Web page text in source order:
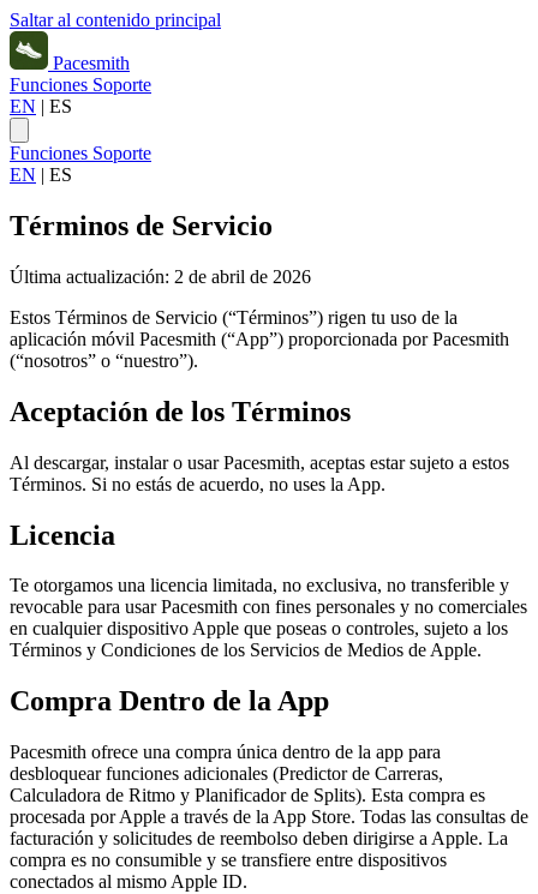
Saltar al contenido principal
Pacesmith
Funciones Soporte
EN | ES
Funciones Soporte
EN | ES
Términos de Servicio
Última actualización: 2 de abril de 2026
Estos Términos de Servicio (“Términos”) rigen tu uso de la
aplicación móvil Pacesmith (“App”) proporcionada por Pacesmith
(“nosotros” o “nuestro”).
Aceptación de los Términos
Al descargar, instalar o usar Pacesmith, aceptas estar sujeto a estos
Términos. Si no estás de acuerdo, no uses la App.
Licencia
Te otorgamos una licencia limitada, no exclusiva, no transferible y
revocable para usar Pacesmith con fines personales y no comerciales
en cualquier dispositivo Apple que poseas o controles, sujeto a los
Términos y Condiciones de los Servicios de Medios de Apple.
Compra Dentro de la App
Pacesmith ofrece una compra única dentro de la app para
desbloquear funciones adicionales (Predictor de Carreras,
Calculadora de Ritmo y Planificador de Splits). Esta compra es
procesada por Apple a través de la App Store. Todas las consultas de
facturación y solicitudes de reembolso deben dirigirse a Apple. La
compra es no consumible y se transfiere entre dispositivos
conectados al mismo Apple ID.